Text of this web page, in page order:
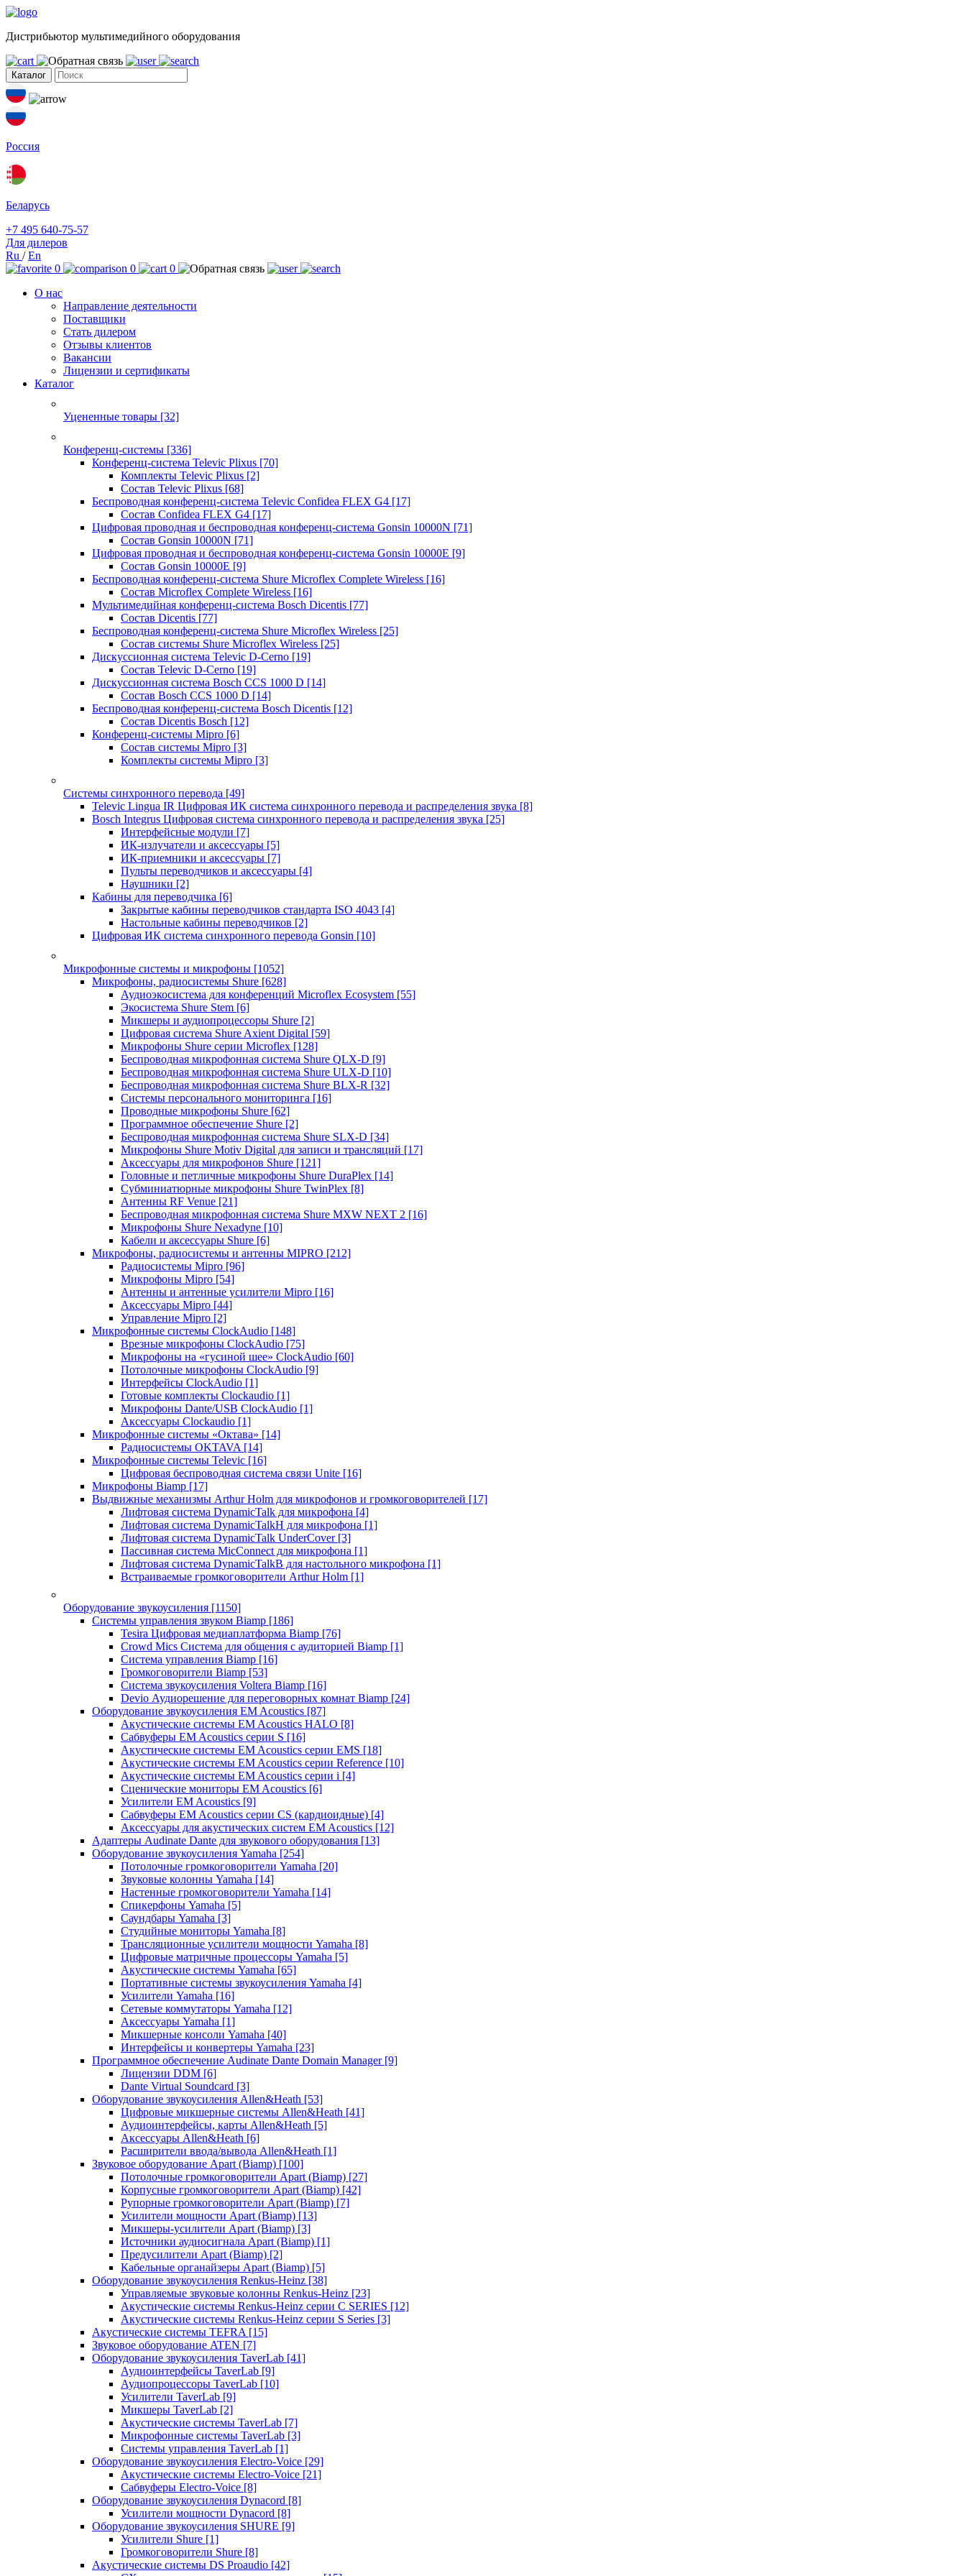
Дистрибьютор мультимедийного оборудования
Каталог
Россия
Беларусь
+7 495 640-75-57
Для дилеров
Ru /En
0
0
0
О нас
Направление деятельности
Поставщики
Стать дилером
Отзывы клиентов
Вакансии
Лицензии и сертификаты
Каталог
Уцененные товары [32]
Конференц-системы [336]
Конференц-система Televic Plixus [70]
Комплекты Televic Plixus [2]
Состав Televic Plixus [68]
Беспроводная конференц-система Televic Confidea FLEX G4 [17]
Состав Confidea FLEX G4 [17]
Цифровая проводная и беспроводная конференц-система Gonsin 10000N [71]
Состав Gonsin 10000N [71]
Цифровая проводная и беспроводная конференц-система Gonsin 10000E [9]
Состав Gonsin 10000E [9]
Беспроводная конференц-система Shure Microflex Complete Wireless [16]
Состав Microflex Complete Wireless [16]
Мультимедийная конференц-система Bosch Dicentis [77]
Состав Dicentis [77]
Беспроводная конференц-система Shure Microflex Wireless [25]
Состав системы Shure Microflex Wireless [25]
Дискуссионная система Televic D-Cerno [19]
Состав Televic D-Cerno [19]
Дискуссионная система Bosch CCS 1000 D [14]
Состав Bosch CCS 1000 D [14]
Беспроводная конференц-система Bosch Dicentis [12]
Состав Dicentis Bosch [12]
Конференц-системы Mipro [6]
Состав системы Mipro [3]
Комплекты системы Mipro [3]
Системы синхронного перевода [49]
Televic Lingua IR Цифровая ИК система синхронного перевода и распределения звука [8]
Bosch Integrus Цифровая система синхронного перевода и распределения звука [25]
Интерфейсные модули [7]
ИК-излучатели и аксессуары [5]
ИК-приемники и аксессуары [7]
Пульты переводчиков и аксессуары [4]
Наушники [2]
Кабины для переводчика [6]
Закрытые кабины переводчиков стандарта ISO 4043 [4]
Настольные кабины переводчиков [2]
Цифровая ИК система синхронного перевода Gonsin [10]
Микрофонные системы и микрофоны [1052]
Микрофоны, радиосистемы Shure [628]
Аудиоэкосистема для конференций Microflex Ecosystem [55]
Экосистема Shure Stem [6]
Микшеры и аудиопроцессоры Shure [2]
Цифровая система Shure Axient Digital [59]
Микрофоны Shure серии Microflex [128]
Беспроводная микрофонная система Shure QLX-D [9]
Беспроводная микрофонная система Shure ULX-D [10]
Беспроводная микрофонная система Shure BLX-R [32]
Системы персонального мониторинга [16]
Проводные микрофоны Shure [62]
Программное обеспечение Shure [2]
Беспроводная микрофонная система Shure SLX-D [34]
Микрофоны Shure Motiv Digital для записи и трансляций [17]
Аксессуары для микрофонов Shure [121]
Головные и петличные микрофоны Shure DuraPlex [14]
Субминиатюрные микрофоны Shure TwinPlex [8]
Антенны RF Venue [21]
Беспроводная микрофонная система Shure MXW NEXT 2 [16]
Микрофоны Shure Nexadyne [10]
Кабели и аксессуары Shure [6]
Микрофоны, радиосистемы и антенны MIPRO [212]
Радиосистемы Mipro [96]
Микрофоны Mipro [54]
Антенны и антенные усилители Mipro [16]
Аксессуары Mipro [44]
Управление Mipro [2]
Микрофонные системы ClockAudio [148]
Врезные микрофоны ClockAudio [75]
Микрофоны на «гусиной шее» ClockAudio [60]
Потолочные микрофоны ClockAudio [9]
Интерфейсы ClockAudio [1]
Готовые комплекты Clockaudio [1]
Микрофоны Dante/USB ClockAudio [1]
Аксессуары Clockaudio [1]
Микрофонные системы «Октава» [14]
Радиосистемы OKTAVA [14]
Микрофонные системы Televic [16]
Цифровая беспроводная система связи Unite [16]
Микрофоны Biamp [17]
Выдвижные механизмы Arthur Holm для микрофонов и громкоговорителей [17]
Лифтовая система DynamicTalk для микрофона [4]
Лифтовая система DynamicTalkH для микрофона [1]
Лифтовая система DynamicTalk UnderCover [3]
Пассивная система MicConnect для микрофона [1]
Лифтовая система DynamicTalkB для настольного микрофона [1]
Встраиваемые громкоговорители Arthur Holm [1]
Оборудование звукоусиления [1150]
Системы управления звуком Biamp [186]
Tesira Цифровая медиаплатформа Biamp [76]
Crowd Mics Система для общения с аудиторией Biamp [1]
Система управления Biamp [16]
Громкоговорители Biamp [53]
Система звукоусиления Voltera Biamp [16]
Devio Аудиорешение для переговорных комнат Biamp [24]
Оборудование звукоусиления EM Acoustics [87]
Акустические системы EM Acoustics HALO [8]
Сабвуферы EM Acoustics серии S [16]
Акустические системы EM Acoustics серии EMS [18]
Акустические системы EM Acoustics серии Reference [10]
Акустические системы EM Acoustics серии i [4]
Сценические мониторы EM Acoustics [6]
Усилители EM Acoustics [9]
Сабвуферы EM Acoustics серии CS (кардиоидные) [4]
Аксессуары для акустических систем EM Acoustics [12]
Адаптеры Audinate Dante для звукового оборудования [13]
Оборудование звукоусиления Yamaha [254]
Потолочные громкоговорители Yamaha [20]
Звуковые колонны Yamaha [14]
Настенные громкоговорители Yamaha [14]
Спикерфоны Yamaha [5]
Саундбары Yamaha [3]
Студийные мониторы Yamaha [8]
Трансляционные усилители мощности Yamaha [8]
Цифровые матричные процессоры Yamaha [5]
Акустические системы Yamaha [65]
Портативные системы звукоусиления Yamaha [4]
Усилители Yamaha [16]
Сетевые коммутаторы Yamaha [12]
Аксессуары Yamaha [1]
Микшерные консоли Yamaha [40]
Интерфейсы и конвертеры Yamaha [23]
Программное обеспечение Audinate Dante Domain Manager [9]
Лицензии DDM [6]
Dante Virtual Soundcard [3]
Оборудование звукоусиления Allen&Heath [53]
Цифровые микшерные системы Allen&Heath [41]
Аудиоинтерфейсы, карты Allen&Heath [5]
Аксессуары Allen&Heath [6]
Расширители ввода/вывода Allen&Heath [1]
Звуковое оборудование Apart (Biamp) [100]
Потолочные громкоговорители Apart (Biamp) [27]
Корпусные громкоговорители Apart (Biamp) [42]
Рупорные громкоговорители Apart (Biamp) [7]
Усилители мощности Apart (Biamp) [13]
Микшеры-усилители Apart (Biamp) [3]
Источники аудиосигнала Apart (Biamp) [1]
Предусилители Apart (Biamp) [2]
Кабельные органайзеры Apart (Biamp) [5]
Оборудование звукоусиления Renkus-Heinz [38]
Управляемые звуковые колонны Renkus-Heinz [23]
Акустические системы Renkus-Heinz серии C SERIES [12]
Акустические системы Renkus-Heinz серии S Series [3]
Акустические системы TEFRA [15]
Звуковое оборудование ATEN [7]
Оборудование звукоусиления TaverLab [41]
Аудиоинтерфейсы TaverLab [9]
Аудиопроцессоры TaverLab [10]
Усилители TaverLab [9]
Микшеры TaverLab [2]
Акустические системы TaverLab [7]
Микрофонные системы TaverLab [3]
Системы управления TaverLab [1]
Оборудование звукоусиления Electro-Voice [29]
Акустические системы Electro-Voice [21]
Сабвуферы Electro-Voice [8]
Оборудование звукоусиления Dynacord [8]
Усилители мощности Dynacord [8]
Оборудование звукоусиления SHURE [9]
Усилители Shure [1]
Громкоговорители Shure [8]
Акустические системы DS Proaudio [42]